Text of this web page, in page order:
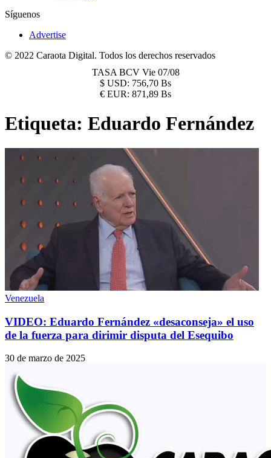
Síguenos
Advertise
© 2022 Caraota Digital. Todos los derechos reservados
TASA BCV Vie 07/08
$ USD: 756,70 Bs
€ EUR: 871,89 Bs
Etiqueta: Eduardo Fernández
Venezuela
VIDEO: Eduardo Fernández «desaconseja» el uso
de la fuerza para dirimir disputa del Esequibo
30 de marzo de 2025